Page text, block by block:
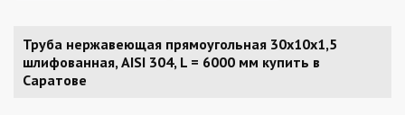
Труба нержавеющая прямоугольная 30х10х1,5
шлифованная, AISI 304, L = 6000 мм купить в
Саратове